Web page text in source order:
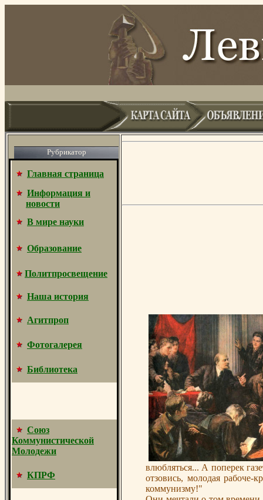
Рубрикатор
Главная страница
Информация и
новости
В мире науки
Образование
Политпросвещение
Наша история
Агитпроп
Фотогалерея
Библиотека
Союз
Коммунистической
Молодежи
КПРФ
влюбляться... А поперек
отзовись, молодая
коммунизму!"